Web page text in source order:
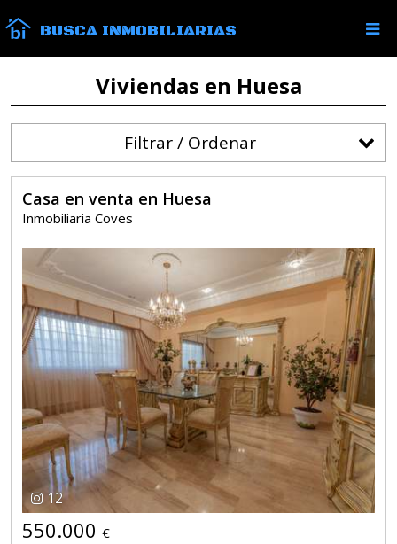
BUSCA INMOBILIARIAS
Viviendas en Huesa
Filtrar / Ordenar
Casa en venta en Huesa
Inmobiliaria Coves
12
550.000 €